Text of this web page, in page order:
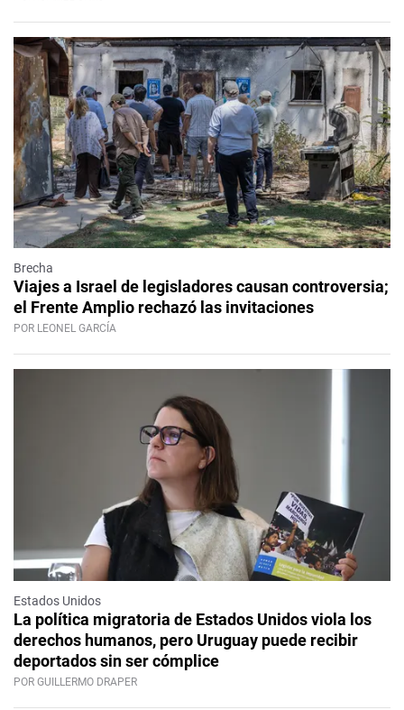
Brecha
Viajes a Israel de legisladores causan controversia;
el Frente Amplio rechazó las invitaciones
POR LEONEL GARCÍA
Estados Unidos
La política migratoria de Estados Unidos viola los
derechos humanos, pero Uruguay puede recibir
deportados sin ser cómplice
POR GUILLERMO DRAPER